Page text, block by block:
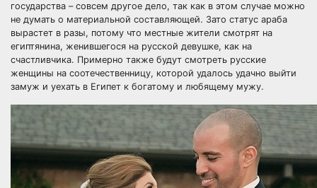
государства – совсем другое дело, так как в этом случае можно
не думать о материальной составляющей. Зато статус араба
вырастет в разы, потому что местные жители смотрят на
египтянина, женившегося на русской девушке, как на
счастливчика. Примерно также будут смотреть русские
женщины на соотечественницу, которой удалось удачно выйти
замуж и уехать в Египет к богатому и любящему мужу.